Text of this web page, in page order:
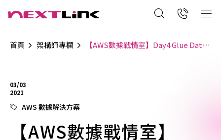
首頁 架構師專欄 【AWS數據戰情室】Day4 Glue Data Catalog教學 – Part 1
03/03
2021
AWS 數據解決方案
【AWS數據戰情室】